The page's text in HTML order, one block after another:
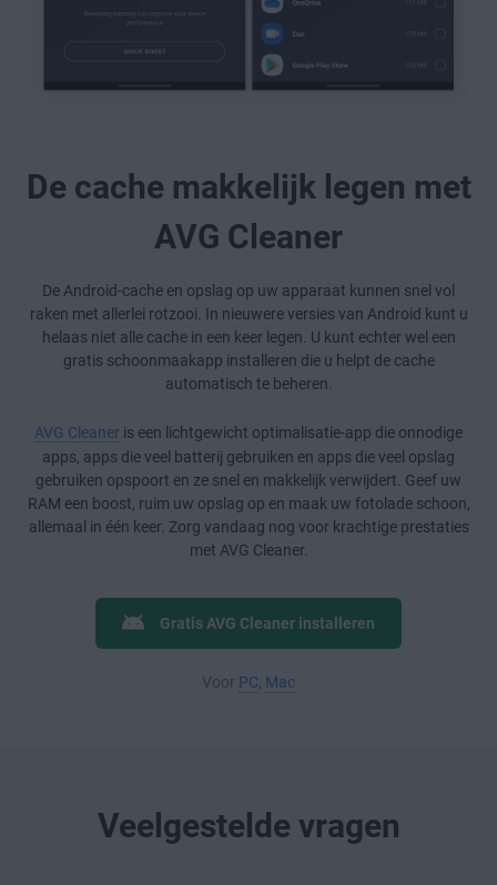
De cache makkelijk legen met
AVG Cleaner
De Android-cache en opslag op uw apparaat kunnen snel vol
raken met allerlei rotzooi. In nieuwere versies van Android kunt u
helaas niet alle cache in een keer legen. U kunt echter wel een
gratis schoonmaakapp installeren die u helpt de cache
automatisch te beheren.
AVG Cleaner is een lichtgewicht optimalisatie-app die onnodige
apps, apps die veel batterij gebruiken en apps die veel opslag
gebruiken opspoort en ze snel en makkelijk verwijdert. Geef uw
RAM een boost, ruim uw opslag op en maak uw fotolade schoon,
allemaal in één keer. Zorg vandaag nog voor krachtige prestaties
met AVG Cleaner.
Gratis AVG Cleaner installeren
Voor PC Mac
Veelgestelde vragen